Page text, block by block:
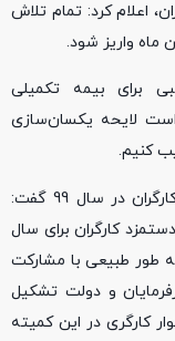
اعلام کرد: تمام تلاش
ماه واریز شود.
برای بیمه تکمیلی
است لایحه یکسان‌سازی
کنیم.
وزیر تعاون، کار و رفاه اجتماعی در مورد مزد کارگران در سال 99 گفت:
کارگران برای سال
طور طبیعی با مشارکت
و دولت تشکیل
کارگری در این کمیته